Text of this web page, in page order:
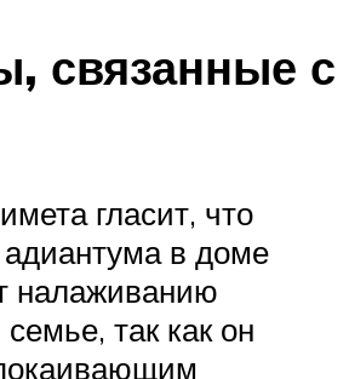
связанные с
гласит, что
адиантума в доме
налаживанию
так как он